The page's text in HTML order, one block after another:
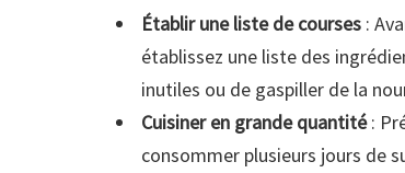
Établir une liste de courses:
établissez une liste des
inutiles ou de gaspiller de la
Cuisiner en grande quantité:
consommer plusieurs jours de